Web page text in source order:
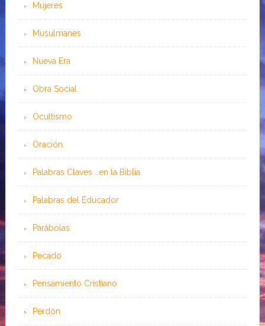
Mujeres
Musulmanes
Nueva Era
Obra Social
Ocultismo
Oración
Palabras Claves …en la Biblia
Palabras del Educador
Parábolas
Pecado
Pensamiento Cristiano
Perdón